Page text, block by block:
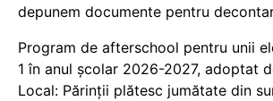
depunem documente pentru
Program de afterschool pentru unii
1 în anul școlar 2026-2027, adoptat
Local: Părinții plătesc jumătate din